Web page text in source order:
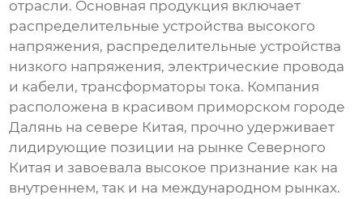
отрасли. Основная продукция включает
распределительные устройства высокого
напряжения, распределительные устройства
низкого напряжения, электрические провода
и кабели, трансформаторы тока. Компания
расположена в красивом приморском городе
Далянь на севере Китая, прочно удерживает
лидирующие позиции на рынке Северного
Китая и завоевала высокое признание как на
внутреннем, так и на международном рынках.